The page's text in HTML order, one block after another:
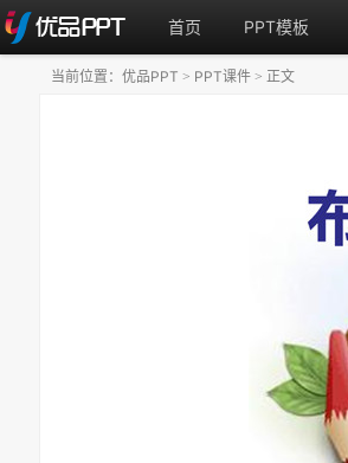
首页 PPT模板
当前位置： 优品PPT > PPT课件 > 正文